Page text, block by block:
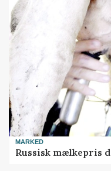
MARKED
Russisk mælkepris